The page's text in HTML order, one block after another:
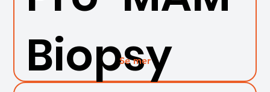
Biopsy
Se mer